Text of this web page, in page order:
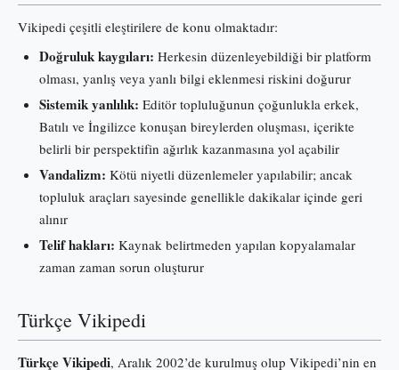
Vikipedi çeşitli eleştirilere de konu olmaktadır:
Doğruluk kaygıları: Herkesin düzenleyebildiği bir platform
olması, yanlış veya yanlı bilgi eklenmesi riskini doğurur
Sistemik yanlılık: Editör topluluğunun çoğunlukla erkek,
Batılı ve İngilizce konuşan bireylerden oluşması, içerikte
belirli bir perspektifin ağırlık kazanmasına yol açabilir
Vandalizm: Kötü niyetli düzenlemeler yapılabilir; ancak
topluluk araçları sayesinde genellikle dakikalar içinde geri
alınır
Telif hakları: Kaynak belirtmeden yapılan kopyalamalar
zaman zaman sorun oluşturur
Türkçe Vikipedi
Türkçe Vikipedi, Aralık 2002’de kurulmuş olup Vikipedi’nin en